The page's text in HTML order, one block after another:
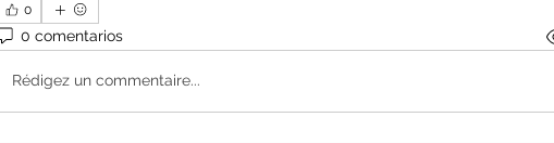
0
0 comentarios
Rédigez un commentaire...